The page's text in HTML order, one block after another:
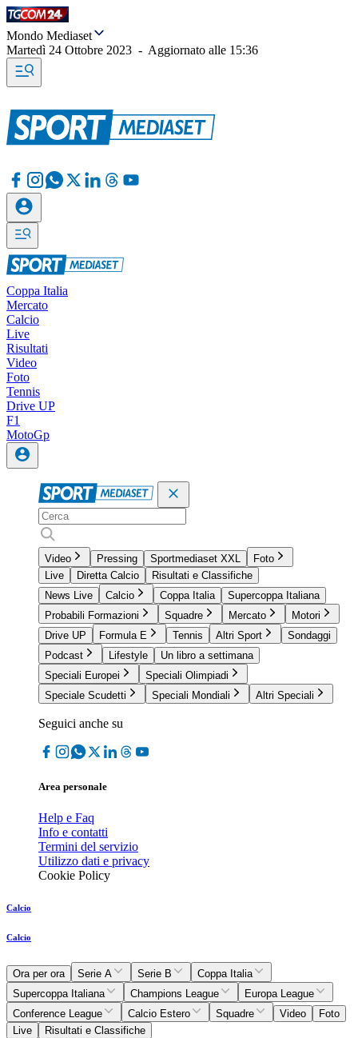
Mondo Mediaset
Martedì 24 Ottobre 2023 - Aggiornato alle 15:36
Coppa Italia
Mercato
Calcio
Live
Risultati
Video
Foto
Tennis
Drive UP
F1
MotoGp
Video Pressing Sportmediaset XXL
Foto
Live
Diretta Calcio
Risultati e Classifiche
News Live
Calcio Coppa Italia
Supercoppa Italiana
Probabili Formazioni
Squadre Mercato
Motori
Drive UP
Formula E Tennis Altri Sport
Sondaggi
Podcast
Lifestyle
Un libro a settimana
Speciali Europei
Speciali Olimpiadi
Speciale Scudetti
Speciali Mondiali Altri Speciali
Seguici anche su
Area personale
Help e Faq
Info e contatti
Termini del servizio
Utilizzo dati e privacy
Cookie Policy
Calcio
Calcio
Ora per ora Serie A Serie B
Coppa Italia
Supercoppa Italiana
Champions League
Europa League
Conference League
Calcio Estero Squadre Video
Foto
Live
Risultati e Classifiche